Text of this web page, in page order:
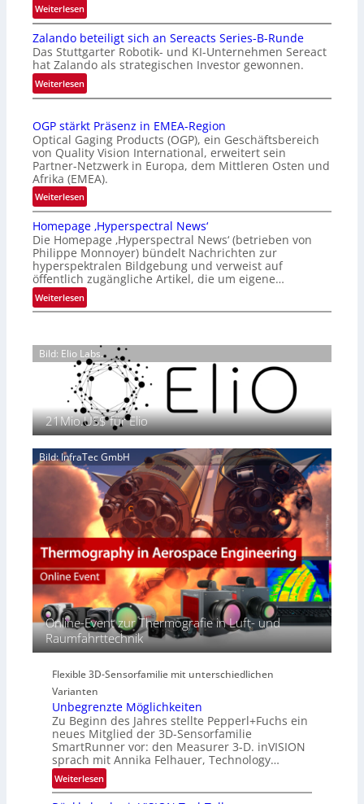
Weiterlesen:
I
n
t
e
r
n
t
i
o
n
l
V
i
s
i
o
n
g
h
t
2
0
2
Zalando beteiligt sich an Sereacts Series-B-Runde
Das Stuttgarter Robotik- und KI-Unternehmen Sereact
hat Zalando als strategischen Investor gewonnen.
Weiterlesen:
Z
l
a
n
d
o
b
e
t
e
i
i
g
s
i
c
h
a
n
S
e
r
e
t
s
S
e
i
e
s
-
u
n
d
e
OGP stärkt Präsenz in EMEA-Region
Optical Gaging Products (OGP), ein Geschäftsbereich
von Quality Vision International, erweitert sein
Partner-Netzwerk in Europa, dem Mittleren Osten und
Afrika (EMEA).
Weiterlesen:
O
G
P
s
t
ä
r
P
r
ä
s
e
n
i
n
E
E
A
-
R
e
o
n
Homepage ‚Hyperspectral News‘
Die Homepage ‚Hyperspectral News‘ (betrieben von
Philippe Monnoyer) bündelt Nachrichten zur
hyperspektralen Bildgebung und verweist auf
öffentlich zugängliche Artikel, die um eigene…
Weiterlesen:
H
m
e
p
a
g
e
‚
H
y
p
s
p
e
c
r
a
l
N
s
‘
Bild: Elio Labs.
21Mio.US$ für Elio
Bild: InfraTec GmbH
Online-Event zur Thermografie in Luft- und
Raumfahrttechnik
Flexible 3D-Sensorfamilie mit unterschiedlichen
Varianten
Unbegrenzte Möglichkeiten
Zu Beginn des Jahres stellte Pepperl+Fuchs ein
neues Mitglied der 3D-Sensorfamilie
SmartRunner vor: den Measurer 3-D. inVISION
sprach mit Annika Felhauer, Technology…
Weiterlesen:
U